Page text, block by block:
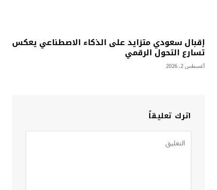
إقبال سعودي متزايد على الذكاء الاصطناعي يعكس
تسارع التحول الرقمي
أغسطس 2, 2026
اترك تعليقاً